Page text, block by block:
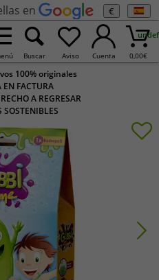
en €
Buscar Aviso Cuenta 0,00€
100% originales
EN FACTURA
A REGRESAR
SOSTENIBLES